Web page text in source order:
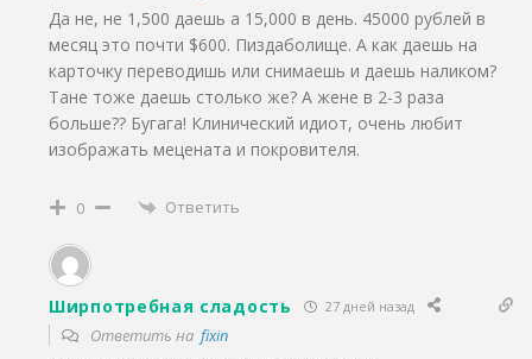
Да не, не 1,500 даешь а 15,000 в день. 45000 рублей в
месяц это почти $600. Пиздаболище. А как даешь на
карточку переводишь или снимаешь и даешь наликом?
Тане тоже даешь столько же? А жене в 2-3 раза
больше?? Бугага! Клинический идиот, очень любит
изображать мецената и покровителя.
0 Ответить
Ширпотребная сладость 27 дней назад
Ответить на fixin